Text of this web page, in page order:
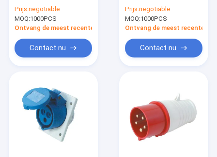
van IP44 220V 230V
16A 5 Pin Industrial
Socket 3P+N+E
Prijs:negotiable
MOQ:1000PCS
Ontvang de meest recente Prijs
Contact nu
Sockets 220V 32A
waterdicht
Prijs:negotiable
MOQ:1000PCS
Ontvang de meest recente
Contact nu